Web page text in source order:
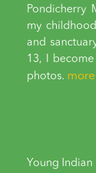
Pondicherry
my
and
13, I
photos.
Young Indian